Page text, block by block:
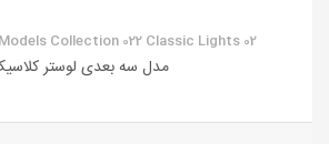
Collection 022 Classic Lights 02
مدل سه بعدی لوستر